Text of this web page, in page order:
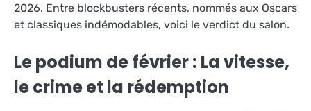
2026. Entre blockbusters récents, nommés aux Oscars
et classiques indémodables, voici le verdict du salon.
Le podium de février : La vitesse,
le crime et la rédemption